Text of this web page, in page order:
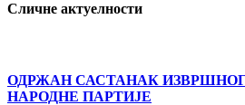
Сличне актуелности
ОДРЖАН САСТАНАК
НАРОДНЕ ПАРТИЈЕ